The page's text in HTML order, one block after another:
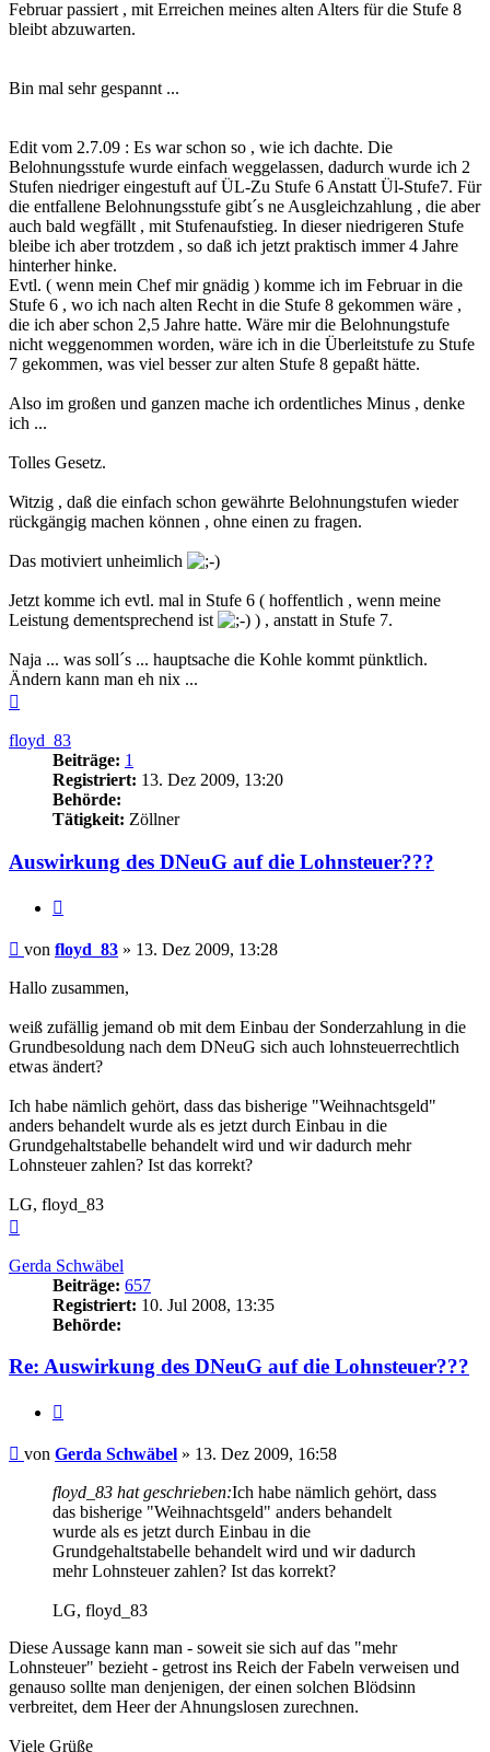
Februar passiert , mit Erreichen meines alten Alters für die Stufe 8
bleibt abzuwarten.
Bin mal sehr gespannt ...
Edit vom 2.7.09 : Es war schon so , wie ich dachte. Die
Belohnungsstufe wurde einfach weggelassen, dadurch wurde ich 2
Stufen niedriger eingestuft auf ÜL-Zu Stufe 6 Anstatt Ül-Stufe7. Für
die entfallene Belohnungsstufe gibt´s ne Ausgleichzahlung , die aber
auch bald wegfällt , mit Stufenaufstieg. In dieser niedrigeren Stufe
bleibe ich aber trotzdem , so daß ich jetzt praktisch immer 4 Jahre
hinterher hinke.
Evtl. ( wenn mein Chef mir gnädig ) komme ich im Februar in die
Stufe 6 , wo ich nach alten Recht in die Stufe 8 gekommen wäre ,
die ich aber schon 2,5 Jahre hatte. Wäre mir die Belohnungstufe
nicht weggenommen worden, wäre ich in die Überleitstufe zu Stufe
7 gekommen, was viel besser zur alten Stufe 8 gepaßt hätte.
Also im großen und ganzen mache ich ordentliches Minus , denke
ich ...
Tolles Gesetz.
Witzig , daß die einfach schon gewährte Belohnungstufen wieder
rückgängig machen können , ohne einen zu fragen.
Das motiviert unheimlich
Jetzt komme ich evtl. mal in Stufe 6 ( hoffentlich , wenn meine
Leistung dementsprechend ist
) , anstatt in Stufe 7.
Naja ... was soll´s ... hauptsache die Kohle kommt pünktlich.
Ändern kann man eh nix ...
floyd_83
Beiträge: 1
Registriert: 13. Dez 2009, 13:20
Behörde:
Tätigkeit: Zöllner
Auswirkung des DNeuG auf die Lohnsteuer???
Beitrag
von floyd_83 » 13. Dez 2009, 13:28
Hallo zusammen,
weiß zufällig jemand ob mit dem Einbau der Sonderzahlung in die
Grundbesoldung nach dem DNeuG sich auch lohnsteuerrechtlich
etwas ändert?
Ich habe nämlich gehört, dass das bisherige "Weihnachtsgeld"
anders behandelt wurde als es jetzt durch Einbau in die
Grundgehaltstabelle behandelt wird und wir dadurch mehr
Lohnsteuer zahlen? Ist das korrekt?
LG, floyd_83
Gerda Schwäbel
Beiträge: 657
Registriert: 10. Jul 2008, 13:35
Behörde:
Re: Auswirkung des DNeuG auf die Lohnsteuer???
Beitrag
von Gerda Schwäbel » 13. Dez 2009, 16:58
floyd_83 hat geschrieben:Ich habe nämlich gehört, dass
das bisherige "Weihnachtsgeld" anders behandelt
wurde als es jetzt durch Einbau in die
Grundgehaltstabelle behandelt wird und wir dadurch
mehr Lohnsteuer zahlen? Ist das korrekt?
LG, floyd_83
Diese Aussage kann man - soweit sie sich auf das "mehr
Lohnsteuer" bezieht - getrost ins Reich der Fabeln verweisen und
genauso sollte man denjenigen, der einen solchen Blödsinn
verbreitet, dem Heer der Ahnungslosen zurechnen.
Viele Grüße